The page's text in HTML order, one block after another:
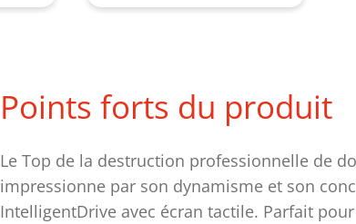
Points forts du produit
Le Top de la destruction professionnelle de
impressionne par son dynamisme et son
IntelligentDrive avec écran tactile. Parfait